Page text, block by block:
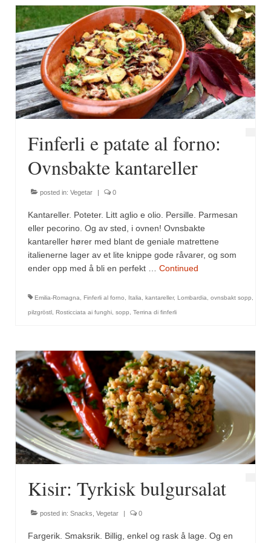
Finferli e patate al forno:
Ovnsbakte kantareller
posted in: Vegetar | 0
Kantareller. Poteter. Litt aglio e olio. Persille. Parmesan
eller pecorino. Og av sted, i ovnen! Ovnsbakte
kantareller hører med blant de geniale matrettene
italienerne lager av et lite knippe gode råvarer, og som
ender opp med å bli en perfekt … Continued
Emilia-Romagna Finferli al forno Italia kantareller, Lombardia ovnsbakt sopp
pilzgröstl Rosticciata ai funghi sopp Terrina di finferli
Kisir: Tyrkisk bulgursalat
posted in: Snacks Vegetar | 0
Fargerik. Smaksrik. Billig, enkel og rask å lage. Og en